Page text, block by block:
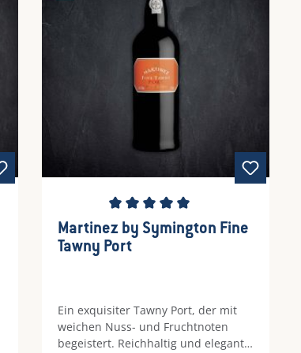
Durchschnittliche Bewertung von 5
Martinez by Symington Fine
Tawny Port
Ein exquisiter Tawny Port, der mit
weichen Nuss- und Fruchtnoten
begeistert. Reichhaltig und elegant